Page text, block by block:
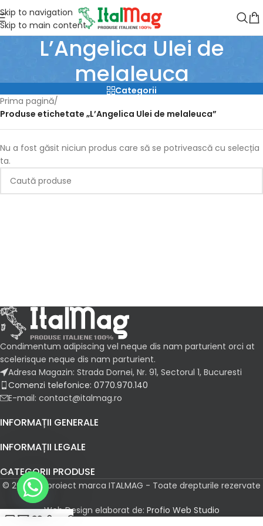
Skip to navigation
Skip to main content
L’Angelica Ulei de
melaleuca
Categorii
Prima pagină/
Produse etichetate „L’Angelica Ulei de melaleuca”
Nu a fost găsit niciun produs care să se potrivească cu selecția
ta.
Condimentum adipiscing vel neque dis nam parturient orci at
scelerisque neque dis nam parturient.
Adresa Magazin: Strada Dornei, Nr. 91, Sectorul 1, Bucuresti
Comenzi telefonice: 0770.970.140
E-mail: contact@italmag.ro
INFORMAȚII GENERALE
INFORMAȚII LEGALE
CATEGORII PRODUSE
© 2026 Un proiect marca ITALMAG - Toate drepturile rezervate
Web Design elaborat de: Profio Web Studio